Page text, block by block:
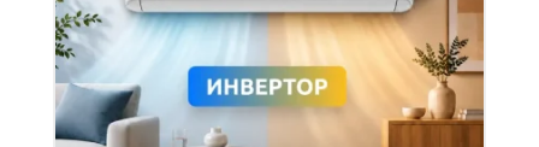
Funai
Hisense
MDV